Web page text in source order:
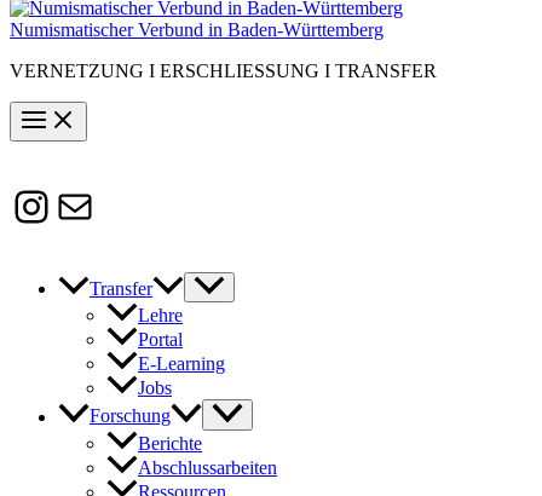
Numismatischer Verbund in Baden-Württemberg
VERNETZUNG I ERSCHLIESSUNG I TRANSFER
Instagram
Susanne.Boerner@zaw.uni-
heidelberg.de
Transfer
Lehre
Portal
E-Learning
Jobs
Forschung
Berichte
Abschlussarbeiten
Ressourcen